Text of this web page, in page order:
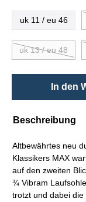
uk 11 / eu 46
uk 13 / eu 48
In den
Beschreibung
Altbewährtes neu
Klassikers MAX
auf den zweiten
¾ Vibram
trotzt und dabei